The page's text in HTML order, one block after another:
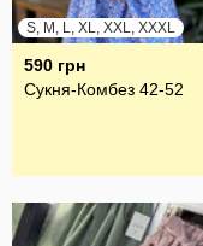
S, M, L, XL, XXL, XXXL
590 грн
Сукня-Комбез 42-52